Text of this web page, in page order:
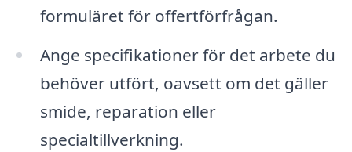
formuläret för offertförfrågan.
Ange specifikationer för det arbete du
behöver utfört, oavsett om det gäller
smide, reparation eller
specialtillverkning.